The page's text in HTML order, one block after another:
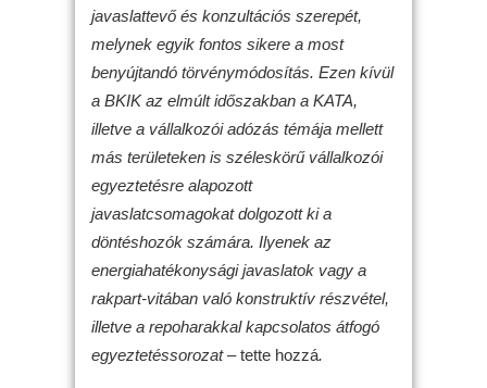
javaslattevő és konzultációs szerepét,
melynek egyik fontos sikere a most
benyújtandó törvénymódosítás. Ezen kívül
a BKIK az elmúlt időszakban a KATA,
illetve a vállalkozói adózás témája mellett
más területeken is széleskörű vállalkozói
egyeztetésre alapozott
javaslatcsomagokat dolgozott ki a
döntéshozók számára. Ilyenek az
energiahatékonysági javaslatok vagy a
rakpart-vitában való konstruktív részvétel,
illetve a repoharakkal kapcsolatos átfogó
egyeztetéssorozat– tette hozzá.